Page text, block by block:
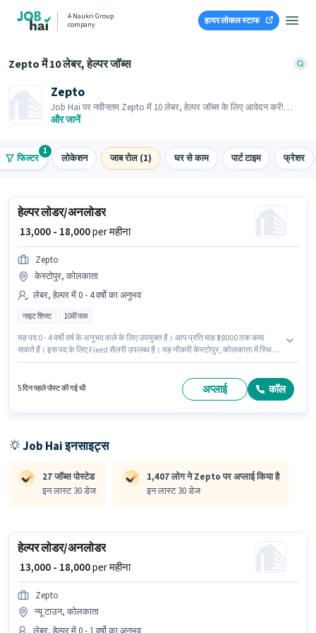
A Naukri Group
company
हायर लोकल स्टाफ
Zepto में 10 लेबर, हेल्पर जॉब्स
Zepto
Job Hai पर नवीनतम Zepto में 10 लेबर, हेल्पर जॉब्स के लिए आवेदन करें!
भर्तीकर्ता के पास आपके क्षेत्र में तत्काल रिक्तियां हैं।
और जानें
फिल्टर
1
लोकेशन जाब रोल (1) घर से काम पार्ट टाइम फ्रेशर
हेल्पर लोडर/अनलोडर
₹ 13,000 - 18,000per महीना
Zepto
केस्टोपुर, कोलकाता
लेबर, हेल्पर में 0 - 4 वर्षो का अनुभव
नाइट शिफ्ट 10वीं पास
यह पद 0 - 4 वर्षो वर्ष के अनुभव वाले के लिए उपयुक्त है। आप प्रति माह ₹18000 तक कमा
सकते हैं। इस पद के लिए Fixed सैलरी उपलब्ध है। यह नौकरी केस्टोपुर, कोलकाता में स्थित
साथ और 6 days working प्रति सप्ताह है।
5 दिन पहले पोस्ट की गई थी अप्लाई कॉल
Job Hai इनसाइट्स
27 जॉब्स पोस्टेड
इन लास्ट 30 डेज
1,407 लोग ने Zepto पर अप्लाई किया है
इन लास्ट 30 डेज
हेल्पर लोडर/अनलोडर
₹ 13,000 - 18,000per महीना
Zepto
न्यू टाउन, कोलकाता